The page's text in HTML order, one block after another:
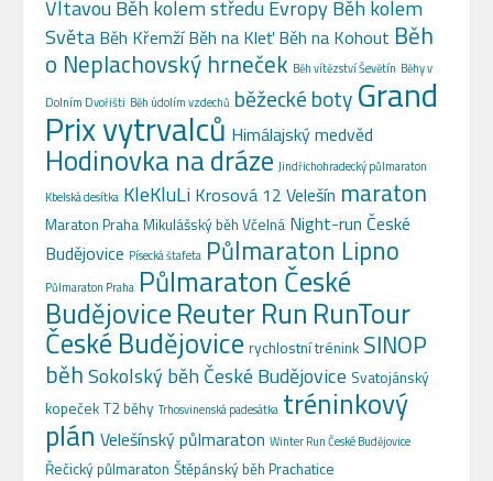
VltavouBěh kolem středu EvropyBěh kolem
Světa Běh Křemží Běh na Kleť Běh na Kohout Běh
o Neplachovský hrneček Běh vítězství Ševětín Běhy v
Dolním Dvořišti Běh údolím vzdechů běžecké boty Grand
Prix vytrvalců Himálajský medvěd
Hodinovka na dráze Jindřichohradecký půlmaraton
Kbelská desítka KleKluLi Krosová 12 Velešín maraton
Maraton Praha Mikulášský běh Včelná Night-run České
Budějovice Písecká štafeta Půlmaraton Lipno
Půlmaraton Praha Půlmaraton České
BudějoviceReuter Run RunTour
České Budějovice rychlostní trénink SINOP
běhSokolský běh České Budějovice Svatojánský
kopeček T2 běhy Trhosvinenská padesátka tréninkový
plán Velešínský půlmaraton Winter Run České Budějovice
Řečický půlmaraton Štěpánský běh Prachatice